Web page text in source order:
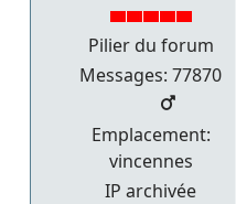
Pilier du forum
Messages: 77870
Emplacement:
vincennes
IP archivée